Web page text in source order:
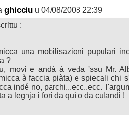
ghicciu u 04/08/2008 22:39
:
una mobilisazioni pupulari
?
movi e andà à veda 'ssu Mr.
à faccia piàta) e spiecali chi
indé no, parchi...ecc..ecc..
a leghja i fori da quì o da culandi !